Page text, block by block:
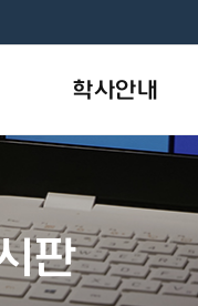
과
new
학사안내
학사일정
학사제도
장학안내
학칙및규정
판